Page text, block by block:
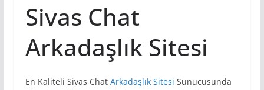
Sivas Chat
Arkadaşlık Sitesi
En Kaliteli Sivas Chat Arkadaşlık Sitesi Sunucusunda